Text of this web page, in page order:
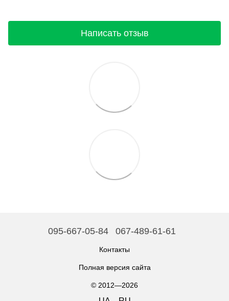
Написать отзыв
095-667-05-84 067-489-61-61
Контакты
Полная версия сайта
© 2012—2026